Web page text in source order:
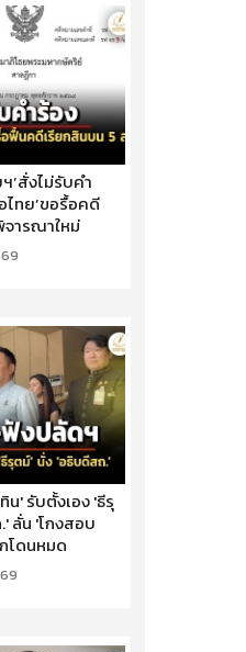
’สั่งไม่รับคำ
ไทย’ขอรื้อคดี
ารณาใหม่
น' รับตั้งเอง 'ธีรุ
ลั่น 'โกงสอบ
โดนหมด